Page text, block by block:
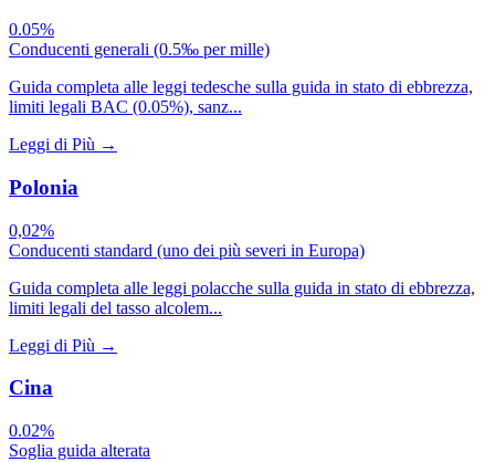
0.05%
Conducenti generali (0.5‰ per mille)
Guida completa alle leggi tedesche sulla guida in stato di ebbrezza,
limiti legali BAC (0.05%), sanz...
Leggi di Più →
Polonia
0,02%
Conducenti standard (uno dei più severi in Europa)
Guida completa alle leggi polacche sulla guida in stato di ebbrezza,
limiti legali del tasso alcolem...
Leggi di Più →
Cina
0.02%
Soglia guida alterata